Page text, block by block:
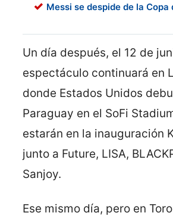
Messi se despide de la Copa
Un día después, el 12 de
espectáculo continuará en
donde Estados Unidos
Paraguay en el SoFi
estarán en la inauguración
junto a Future, LISA,
Sanjoy.
Ese mismo día, pero en